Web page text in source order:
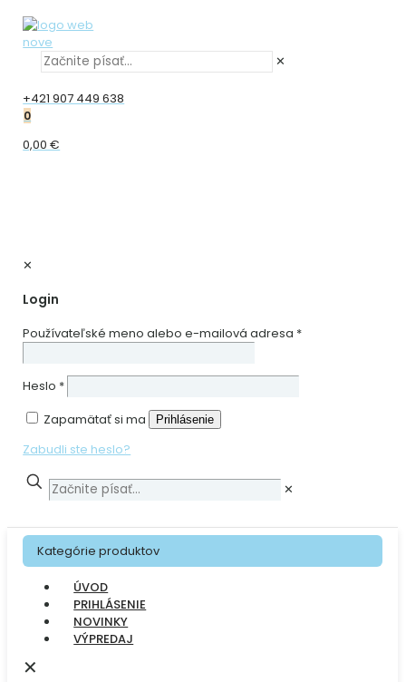
✕
+421 907 449 638
0
0,00 €
✕
Login
Používateľské meno alebo e-mailová adresa *
Heslo *
Zapamätať si ma
Prihlásenie
Zabudli ste heslo?
✕
Kategórie produktov
ÚVOD
PRIHLÁSENIE
NOVINKY
VÝPREDAJ
✕